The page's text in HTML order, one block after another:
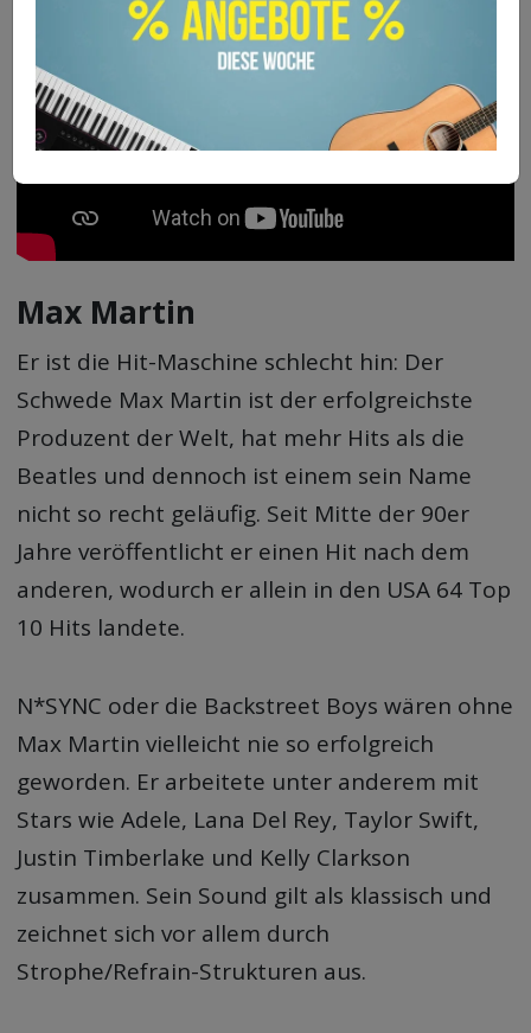
Max Martin
Er ist die Hit-Maschine schlecht hin: Der
Schwede Max Martin ist der erfolgreichste
Produzent der Welt, hat mehr Hits als die
Beatles und dennoch ist einem sein Name
nicht so recht geläufig. Seit Mitte der 90er
Jahre veröffentlicht er einen Hit nach dem
anderen, wodurch er allein in den USA 64 Top
10 Hits landete.
N*SYNC oder die Backstreet Boys wären ohne
Max Martin vielleicht nie so erfolgreich
geworden. Er arbeitete unter anderem mit
Stars wie Adele, Lana Del Rey, Taylor Swift,
Justin Timberlake und Kelly Clarkson
zusammen. Sein Sound gilt als klassisch und
zeichnet sich vor allem durch
Strophe/Refrain-Strukturen aus.